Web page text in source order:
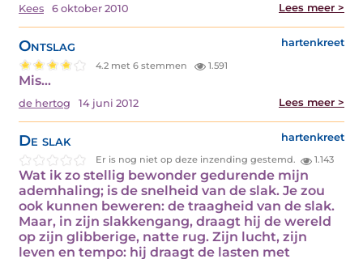
Kees 6 oktober 2010 Lees meer >
Ontslag hartenkreet
4.2 met 6 stemmen 1.591
Mis…
de hertog 14 juni 2012 Lees meer >
De slak hartenkreet
Er is nog niet op deze inzending gestemd. 1.143
Wat ik zo stellig bewonder gedurende mijn
ademhaling; is de snelheid van de slak. Je zou
ook kunnen beweren: de traagheid van de slak.
Maar, in zijn slakkengang, draagt hij de wereld
op zijn glibberige, natte rug. Zijn lucht, zijn
leven en tempo: hij draagt de lasten met